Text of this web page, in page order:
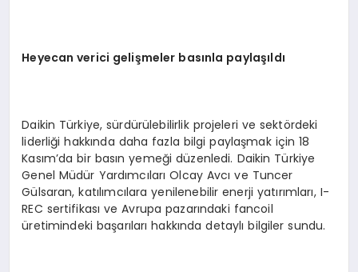
Heyecan verici gelişmeler basınla paylaşıldı
Daikin Türkiye, sürdürülebilirlik projeleri ve sektördeki
liderliği hakkında daha fazla bilgi paylaşmak için 18
Kasım’da bir basın yemeği düzenledi. Daikin Türkiye
Genel Müdür Yardımcıları Olcay Avcı ve Tuncer
Gülsaran, katılımcılara yenilenebilir enerji yatırımları, I-
REC sertifikası ve Avrupa pazarındaki fancoil
üretimindeki başarıları hakkında detaylı bilgiler sundu.